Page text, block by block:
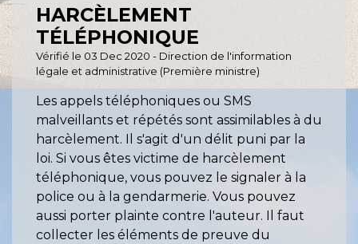
HARCÈLEMENT
TÉLÉPHONIQUE
Vérifié le 03 Dec 2020 - Direction de l'information
légale et administrative (Première ministre)
Les appels téléphoniques ou SMS
malveillants et répétés sont assimilables à du
harcèlement. Il s'agit d'un délit puni par la
loi. Si vous êtes victime de harcèlement
téléphonique, vous pouvez le signaler à la
police ou à la gendarmerie. Vous pouvez
aussi porter plainte contre l'auteur. Il faut
collecter les éléments de preuve du